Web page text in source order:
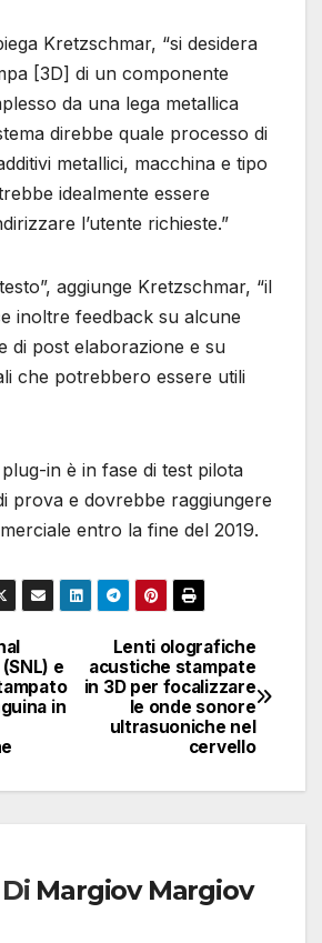
Kretzschmar, “si desidera
[3D] di un componente
da una lega metallica
direbbe quale processo di
metallici, macchina e tipo
idealmente essere
l’utente richieste.”
aggiunge Kretzschmar, “il
inoltre feedback su alcune
di post elaborazione e su
che potrebbero essere utili
in è in fase di test pilota
prova e dovrebbe raggiungere
entro la fine del 2019.
Lenti olografiche
acustiche stampate
in 3D per focalizzare
le onde sonore
ultrasuoniche nel
cervello
e
in
Di Margiov Margiov